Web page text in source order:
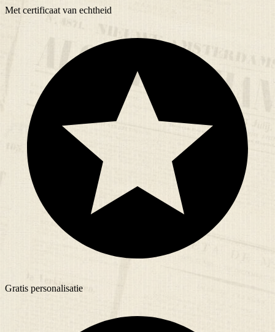
Met certificaat van echtheid
Gratis personalisatie